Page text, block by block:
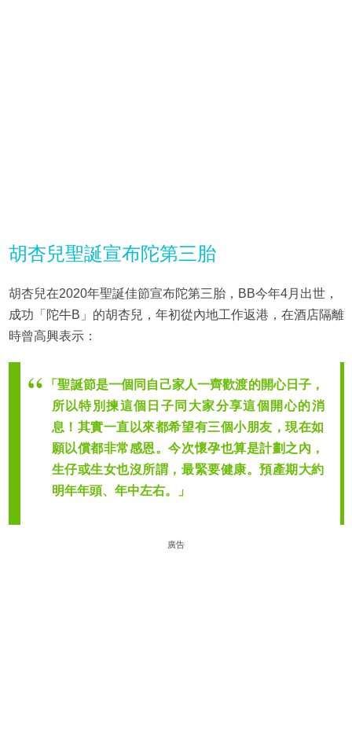
胡杏兒聖誕宣布陀第三胎
胡杏兒在2020年聖誕佳節宣布陀第三胎，BB今年4月出世，
成功「陀牛B」的胡杏兒，年初從內地工作返港，在酒店隔離
時曾高興表示：
「聖誕節是一個同自己家人一齊歡渡的開心日子，
所以特別揀這個日子同大家分享這個開心的消
息！其實一直以來都希望有三個小朋友，現在如
願以償都非常感恩。今次懷孕也算是計劃之內，
生仔或生女也沒所謂，最緊要健康。預產期大約
明年年頭、年中左右。」
廣告